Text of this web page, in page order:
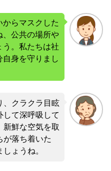
らマスクした
、公共の場所や
う。私たちは社
身を守りまし
、クラクラ目眩
して深呼吸して
新鮮な空気を取
が落ち着いた
ょうね。